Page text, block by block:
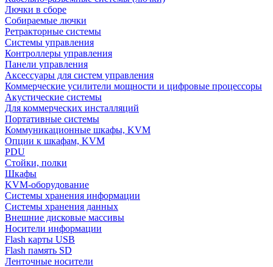
Лючки в сборе
Собираемые лючки
Ретракторные системы
Системы управления
Контроллеры управления
Панели управления
Аксессуары для систем управления
Коммерческие усилители мощности и цифровые процессоры
Акустические системы
Для коммерческих инсталляций
Портативные системы
Коммуникационные шкафы, KVM
Опции к шкафам, KVM
PDU
Стойки, полки
Шкафы
KVM-оборудование
Системы хранения информации
Системы хранения данных
Внешние дисковые массивы
Носители информации
Flash карты USB
Flash память SD
Ленточные носители